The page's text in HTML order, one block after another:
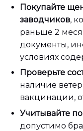
Покупайте
заводчиков,
раньше 2
документы,
условиях
Проверьте
наличие
вакцинации,
Учитывайте
допустимо